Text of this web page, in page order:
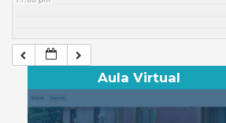
Aula Virtual